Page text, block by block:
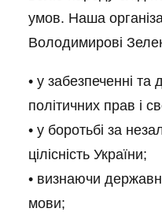
умов. Наша
Володимирові
• у забезпеченні та
політичних прав і
• у боротьбі за
цілісність України;
• визнаючи
мови;